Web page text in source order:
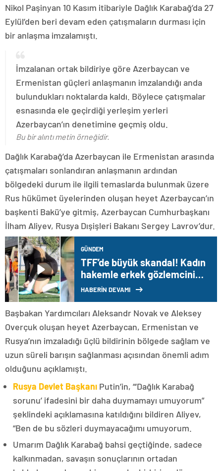
Nikol Paşinyan 10 Kasım itibariyle Dağlık Karabağ’da 27
Eylül’den beri devam eden çatışmaların durması için
bir anlaşma imzalamıştı.
İmzalanan ortak bildiriye göre Azerbaycan ve
Ermenistan güçleri anlaşmanın imzalandığı anda
bulundukları noktalarda kaldı. Böylece çatışmalar
esnasında ele geçirdiği yerleşim yerleri
Azerbaycan’ın denetimine geçmiş oldu.
Bu bir alıntı metin örneğidir.
Dağlık Karabağ’da Azerbaycan ile Ermenistan arasında
çatışmaları sonlandıran anlaşmanın ardından
bölgedeki durum ile ilgili temaslarda bulunmak üzere
Rus hükümet üyelerinden oluşan heyet Azerbaycan’ın
başkenti Bakü’ye gitmiş, Azerbaycan Cumhurbaşkanı
İlham Aliyev, Rusya Dışişleri Bakanı Sergey Lavrov’dur.
GÜNDEM
TFF’de büyük skandal! Kadın
hakemle erkek gözlemcinin
cinsel içerikli videosu ortaya
HABERİN DEVAMI
Başbakan Yardımcıları Aleksandr Novak ve Aleksey
Overçuk oluşan heyet Azerbaycan, Ermenistan ve
Rusya’nın imzaladığı üçlü bildirinin bölgede sağlam ve
uzun süreli barışın sağlanması açısından önemli adım
olduğunu açıklamıştı.
Rusya Devlet Başkanı Putin’in, “‘Dağlık Karabağ
sorunu’ ifadesini bir daha duymamayı umuyorum”
şeklindeki açıklamasına katıldığını bildiren Aliyev,
“Ben de bu sözleri duymayacağımı umuyorum.
Umarım Dağlık Karabağ bahsi geçtiğinde, sadece
kalkınmadan, savaşın sonuçlarının ortadan